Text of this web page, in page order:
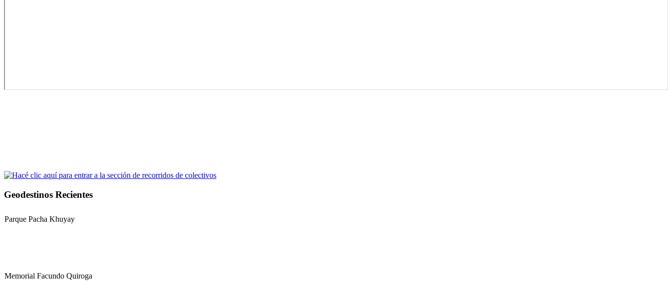
Geodestinos Recientes
Parque Pacha Khuyay
Memorial Facundo Quiroga